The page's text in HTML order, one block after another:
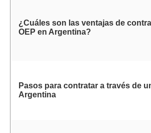
¿Cuáles son las ventajas de
OEP en Argentina?
Pasos para contratar a través de
Argentina